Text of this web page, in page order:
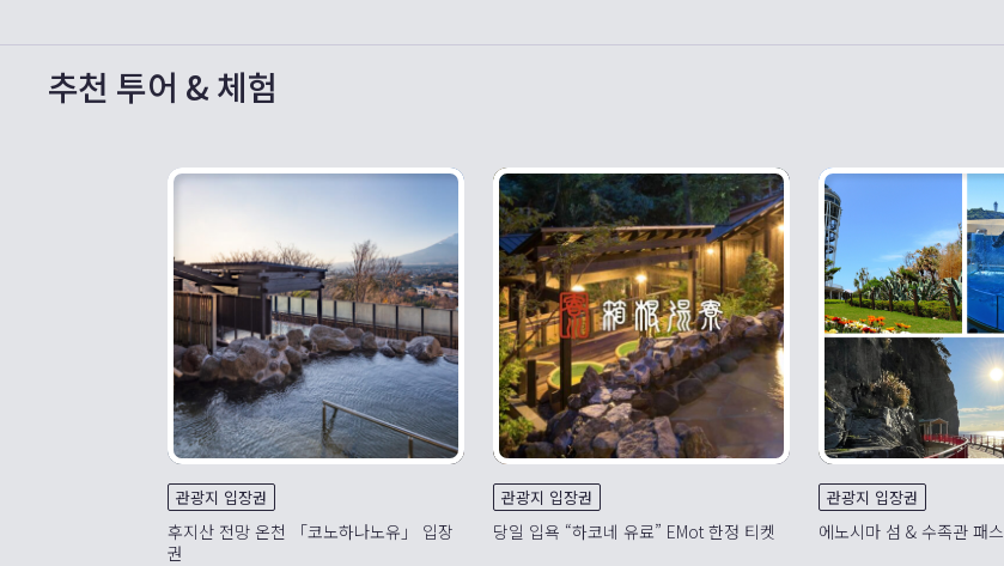
추천 투어 & 체험
관광지 입장권
후지산 전망 온천 「코노하나노유」 입장
권
관광지 입장권
당일 입욕 “하코네 유료” EMot 한정 티켓
관광지 입장권
에노시마 섬 & 수족관 패스